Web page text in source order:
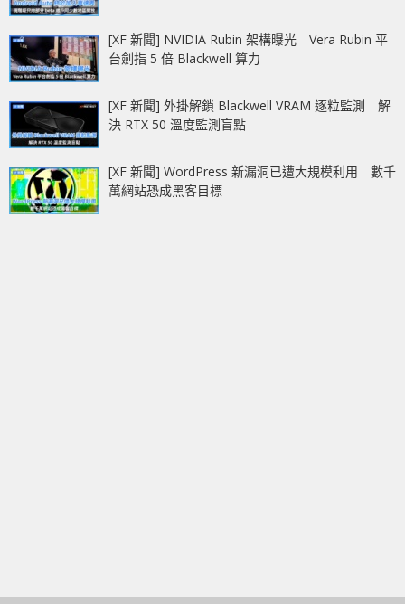
[XF 新聞] NVIDIA Rubin 架構曝光 Vera Rubin 平
台劍指 5 倍 Blackwell 算力
[XF 新聞] 外掛解鎖 Blackwell VRAM 逐粒監測 解
決 RTX 50 溫度監測盲點
[XF 新聞] WordPress 新漏洞已遭大規模利用 數千
萬網站恐成黑客目標